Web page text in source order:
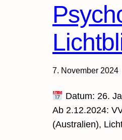
7. November 2024
Datum: 26.
Ab 2.12.2024:
(Australien),